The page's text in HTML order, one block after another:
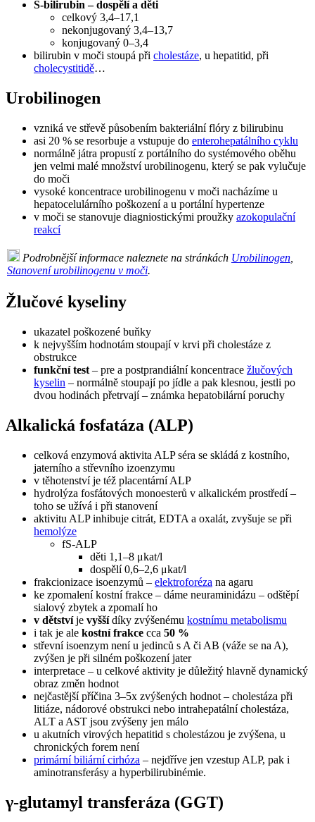
S-bilirubin – dospělí a děti
celkový 3,4–17,1
nekonjugovaný 3,4–13,7
konjugovaný 0–3,4
bilirubin v moči stoupá při cholestáze, u hepatitid, při
cholecystitidě…
Urobilinogen
vzniká ve střevě působením bakteriální flóry z bilirubinu
asi 20 % se resorbuje a vstupuje do enterohepatálního cyklu
normálně játra propustí z portálního do systémového oběhu
jen velmi malé množství urobilinogenu, který se pak vylučuje
do moči
vysoké koncentrace urobilinogenu v moči nacházíme u
hepatocelulárního poškození a u portální hypertenze
v moči se stanovuje diagniostickými proužky azokopulační
reakcí
Podrobnější informace naleznete na stránkách Urobilinogen
Stanovení urobilinogenu v moči.
Žlučové kyseliny
ukazatel poškozené buňky
k nejvyšším hodnotám stoupají v krvi při cholestáze z
obstrukce
funkční test – pre a postprandiální koncentrace žlučových
kyselin – normálně stoupají po jídle a pak klesnou, jestli po
dvou hodinách přetrvají – známka hepatobilární poruchy
Alkalická fosfatáza (ALP)
celková enzymová aktivita ALP séra se skládá z kostního,
jaterního a střevního izoenzymu
v těhotenství je též placentární ALP
hydrolýza fosfátových monoesterů v alkalickém prostředí –
toho se užívá i při stanovení
aktivitu ALP inhibuje citrát, EDTA a oxalát, zvyšuje se při
hemolýze
fS-ALP
děti 1,1–8 μkat/l
dospělí 0,6–2,6 μkat/l
frakcionizace isoenzymů – elektroforéza na agaru
ke zpomalení kostní frakce – dáme neuraminidázu – odštěpí
sialový zbytek a zpomalí ho
v dětstvíje vyššídíky zvýšenému kostnímu metabolismu
i tak je ale kostní frakce cca 50 %
střevní isoenzym není u jedinců s A či AB (váže se na A),
zvýšen je při silném poškození jater
interpretace – u celkové aktivity je důležitý hlavně dynamický
obraz změn hodnot
nejčastější příčina 3–5x zvýšených hodnot – cholestáza při
litiáze, nádorové obstrukci nebo intrahepatální cholestáza,
ALT a AST jsou zvýšeny jen málo
u akutních virových hepatitid s cholestázou je zvýšena, u
chronických forem není
primární biliární cirhóza – nejdříve jen vzestup ALP, pak i
aminotransferásy a hyperbilirubinémie.
γ-glutamyl transferáza (GGT)